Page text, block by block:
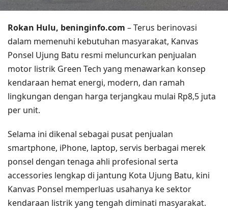
Rokan Hulu, beninginfo.com – Terus berinovasi
dalam memenuhi kebutuhan masyarakat, Kanvas
Ponsel Ujung Batu resmi meluncurkan penjualan
motor listrik Green Tech yang menawarkan konsep
kendaraan hemat energi, modern, dan ramah
lingkungan dengan harga terjangkau mulai Rp8,5 juta
per unit.
Selama ini dikenal sebagai pusat penjualan
smartphone, iPhone, laptop, servis berbagai merek
ponsel dengan tenaga ahli profesional serta
accessories lengkap di jantung Kota Ujung Batu, kini
Kanvas Ponsel memperluas usahanya ke sektor
kendaraan listrik yang tengah diminati masyarakat.